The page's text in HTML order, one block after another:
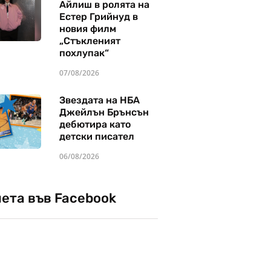
Айлиш в ролята на
Естер Грийнуд в
новия филм
„Стъкленият
похлупак“
07/08/2026
Звездата на НБА
Джейлън Брънсън
дебютира като
детски писател
06/08/2026
във Facebook